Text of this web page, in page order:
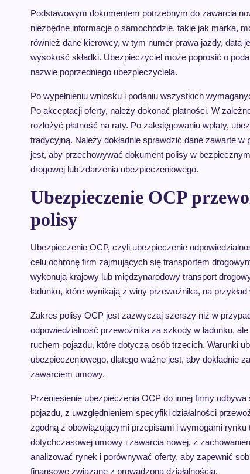
Podstawowym dokumentem potrzebnym do zawarcia
niezbędne informacje o samochodzie, takie jak marka,
również dane kierowcy, w tym numer prawa jazdy, data
wysokość składki. Ubezpieczyciel może poprosić o
nazwie poprzedniego ubezpieczyciela.
Po wypełnieniu wniosku i podaniu wszystkich
Po akceptacji oferty, należy dokonać płatności. W
rozłożyć płatność na raty. Po zaksięgowaniu wpłaty,
tradycyjną. Należy dokładnie sprawdzić dane zawarte
jest, aby przechowywać dokument polisy w
drogowej lub zdarzenia ubezpieczeniowego.
Ubezpieczenie OCP
polisy
Ubezpieczenie OCP, czyli ubezpieczenie
celu ochronę firm zajmujących się transportem
wykonują krajowy lub międzynarodowy transport
ładunku, które wynikają z winy przewoźnika, na
Zakres polisy OCP jest zazwyczaj szerszy niż w
odpowiedzialność przewoźnika za szkody w ładunku,
ruchem pojazdu, które dotyczą osób trzecich. Warunki
ubezpieczeniowego, dlatego ważne jest, aby dokładnie
zawarciem umowy.
Przeniesienie ubezpieczenia OCP do innej firmy
pojazdu, z uwzględnieniem specyfiki działalności
zgodną z obowiązującymi przepisami i wymogami
dotychczasowej umowy i zawarcia nowej, z
analizować rynek i porównywać oferty, aby zapewnić
finansowe związane z prowadzoną działalnością.